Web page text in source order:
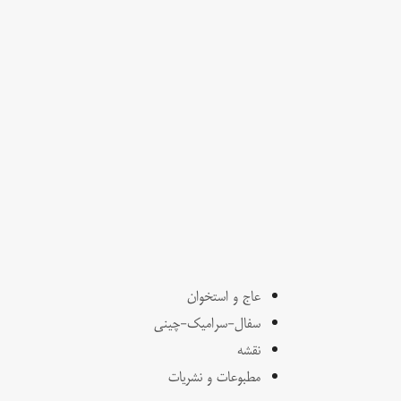
عاج و استخوان
سفال-سرامیک-چینی
نقشه
مطبوعات و نشریات